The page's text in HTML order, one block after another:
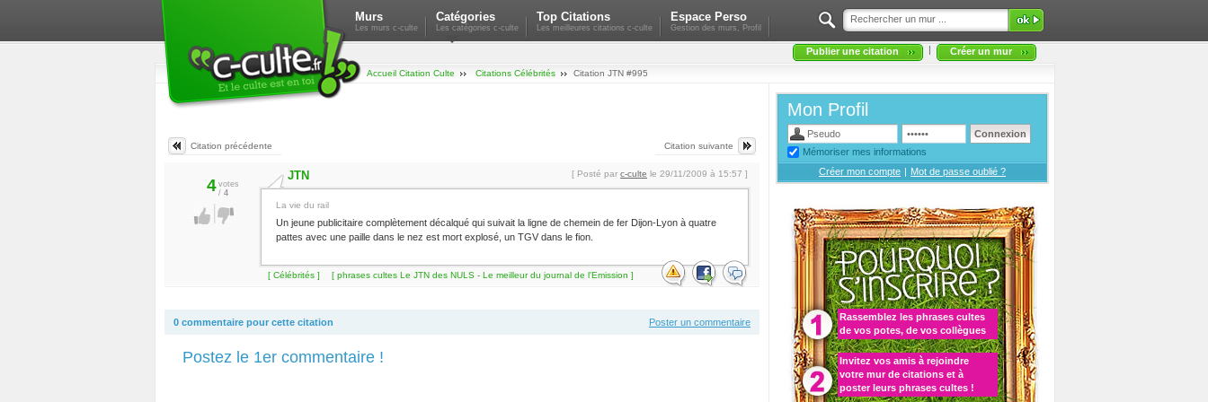
Murs
Les murs c-culte
Catégories
Les catégories c-culte
Top Citations
Les meilleures citations c-culte
Espace Perso
Gestion des murs, Profil
Publier une citation | Créer un mur
Accueil Citation Culte Citations Célébrités Citation JTN #995
Citation précédente Citation suivante
4 votes
/ 4
JTN [ Posté par c-culte le 29/11/2009 à 15:57 ]
La vie du rail
Un jeune publicitaire complètement décalqué qui suivait la ligne de chemein de fer Dijon-Lyon à quatre
pattes avec une paille dans le nez est mort explosé, un TGV dans le fion.
[ Célébrités ] [ phrases cultes Le JTN des NULS - Le meilleur du journal de l'Emission ]
0 commentaire pour cette citation Poster un commentaire
Postez le 1er commentaire !
Mon Profil
Mémoriser mes informations
Créer mon compte | Mot de passe oublié ?
Rassemblez les phrases cultes
de vos potes, de vos collègues
Invitez vos amis à rejoindre
votre mur de citations et à
poster leurs phrases cultes !